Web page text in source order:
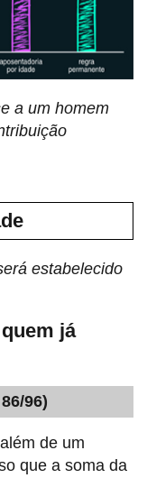
a um homem
estabelecido
já
96)
de um
que a soma da